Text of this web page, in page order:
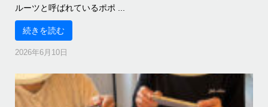
ルーツと呼ばれているポポ ...
続きを読む
2026年6月10日